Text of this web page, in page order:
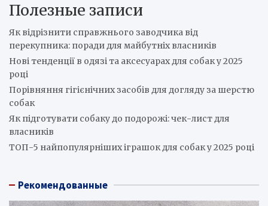
Полезные записи
Як відрізнити справжнього заводчика від
перекупника: поради для майбутніх власників
Нові тенденції в одязі та аксесуарах для собак у 2025
році
Порівняння гігієнічних засобів для догляду за шерстю
собак
Як підготувати собаку до подорожі: чек-лист для
власників
ТОП-5 найпопулярніших іграшок для собак у 2025 році
Рекомендованные